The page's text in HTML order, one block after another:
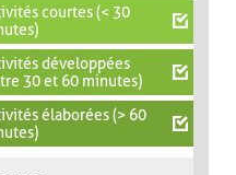
courtes (< 30
développées
30 et 60 minutes)
élaborées (> 60